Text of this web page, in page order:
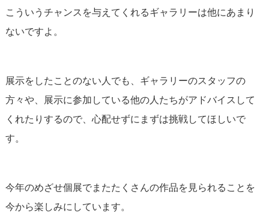
こういうチャンスを与えてくれるギャラリーは他にあまり
ないですよ。
展示をしたことのない人でも、ギャラリーのスタッフの
方々や、展示に参加している他の人たちがアドバイスして
くれたりするので、心配せずにまずは挑戦してほしいで
す。
今年のめざせ個展でまたたくさんの作品を見られることを
今から楽しみにしています。